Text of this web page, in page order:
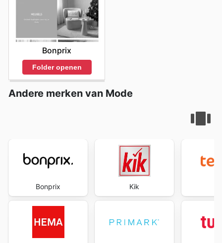
Bonprix
Folder openen
Andere merken van Mode
Bonprix Kik